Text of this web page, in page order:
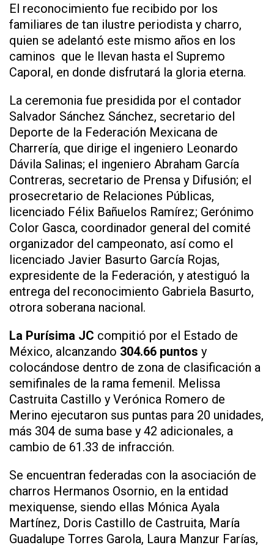
El reconocimiento fue recibido por los
familiares de tan ilustre periodista y charro,
quien se adelantó este mismo años en los
caminos que le llevan hasta el Supremo
Caporal, en donde disfrutará la gloria eterna.
La ceremonia fue presidida por el contador
Salvador Sánchez Sánchez, secretario del
Deporte de la Federación Mexicana de
Charrería, que dirige el ingeniero Leonardo
Dávila Salinas; el ingeniero Abraham García
Contreras, secretario de Prensa y Difusión; el
prosecretario de Relaciones Públicas,
licenciado Félix Bañuelos Ramírez; Gerónimo
Color Gasca, coordinador general del comité
organizador del campeonato, así como el
licenciado Javier Basurto García Rojas,
expresidente de la Federación, y atestiguó la
entrega del reconocimiento Gabriela Basurto,
otrora soberana nacional.
La Purísima JC compitió por el Estado de
México, alcanzando 304.66 puntos y
colocándose dentro de zona de clasificación a
semifinales de la rama femenil. Melissa
Castruita Castillo y Verónica Romero de
Merino ejecutaron sus puntas para 20 unidades,
más 304 de suma base y 42 adicionales, a
cambio de 61.33 de infracción.
Se encuentran federadas con la asociación de
charros Hermanos Osornio, en la entidad
mexiquense, siendo ellas Mónica Ayala
Martínez, Doris Castillo de Castruita, María
Guadalupe Torres Garola, Laura Manzur Farías,